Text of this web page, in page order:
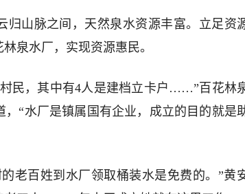
归山脉之间，天然泉水资源丰富。立足资
泉水厂，实现资源惠民。
民，其中有4人是建档立卡户……”百花林
“水厂是镇属国有企业，成立的目的就是
老百姓到水厂领取桶装水是免费的。”黄